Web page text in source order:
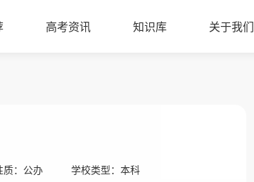
高考资讯 知识库 关于我们
： 公办 学校类型： 本科